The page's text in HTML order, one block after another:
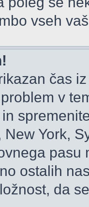
vseh
čas
v
York,
pasu
ostalih
da